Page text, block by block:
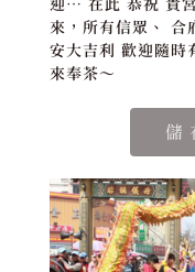
迎… 在此 恭祝 貴
來，所有信眾、 合
安大吉利 歡迎隨時
來奉茶～
儲